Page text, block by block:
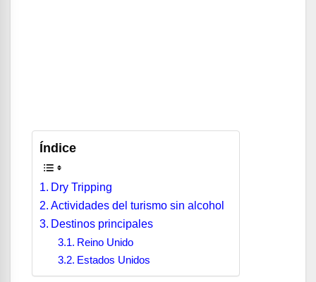
Índice
Dry Tripping
Actividades del turismo sin alcohol
Destinos principales
Reino Unido
Estados Unidos